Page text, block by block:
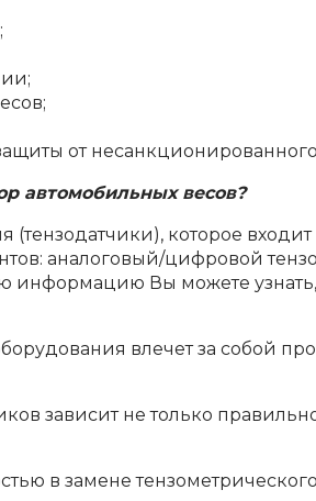
от
автомобильных весов?
которое
аналоговый/цифровой
информацию Вы можете
влечет за собой
зависит не только
в замене